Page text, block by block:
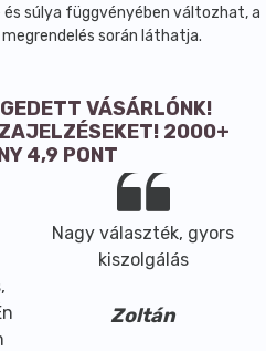
és súlya függvényében változhat, a
során láthatja.
VÁSÁRLÓNK!
2000+
4,9 PONT
Nagy választék, gyors
kiszolgálás
Zoltán